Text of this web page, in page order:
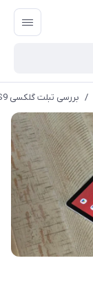
/ بررسی تبلت گلکسی ‏S9‎‏ سامسونگ